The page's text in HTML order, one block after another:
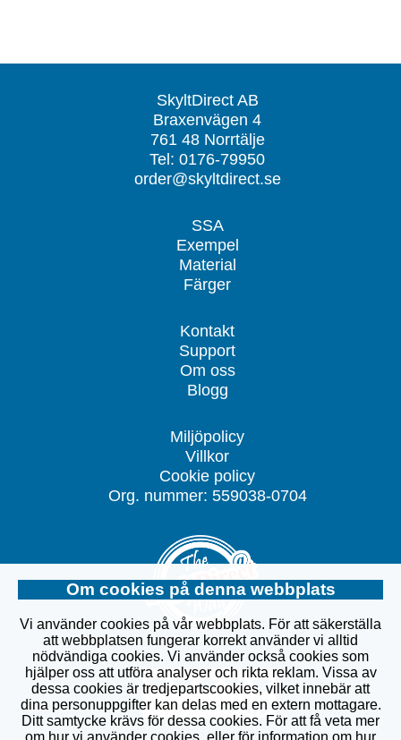
SkyltDirect AB
Braxenvägen 4
761 48 Norrtälje
Tel: 0176-79950
order@skyltdirect.se
SSA
Exempel
Material
Färger
Kontakt
Support
Om oss
Blogg
Miljöpolicy
Villkor
Cookie policy
Org. nummer: 559038-0704
Om cookies på denna webbplats
Vi använder cookies på vår webbplats. För att säkerställa
att webbplatsen fungerar korrekt använder vi alltid
nödvändiga cookies. Vi använder också cookies som
hjälper oss att utföra analyser och rikta reklam. Vissa av
dessa cookies är tredjepartscookies, vilket innebär att
dina personuppgifter kan delas med en extern mottagare.
Ditt samtycke krävs för dessa cookies. För att få veta mer
om hur vi använder cookies, eller för information om hur